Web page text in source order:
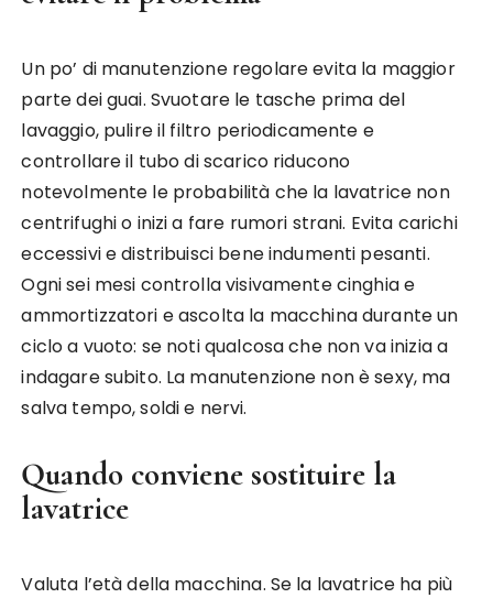
Un po’ di manutenzione regolare evita la maggior
parte dei guai. Svuotare le tasche prima del
lavaggio, pulire il filtro periodicamente e
controllare il tubo di scarico riducono
notevolmente le probabilità che la lavatrice non
centrifughi o inizi a fare rumori strani. Evita carichi
eccessivi e distribuisci bene indumenti pesanti.
Ogni sei mesi controlla visivamente cinghia e
ammortizzatori e ascolta la macchina durante un
ciclo a vuoto: se noti qualcosa che non va inizia a
indagare subito. La manutenzione non è sexy, ma
salva tempo, soldi e nervi.
Quando conviene sostituire la
lavatrice
Valuta l’età della macchina. Se la lavatrice ha più